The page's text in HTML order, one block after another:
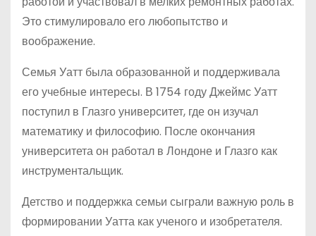
Это стимулировало его любопытство и
воображение.
Семья Уатт была образованной и поддерживала
его учебные интересы. В 1754 году Джеймс Уатт
поступил в Глазго университет, где он изучал
математику и философию. После окончания
университета он работал в Лондоне и Глазго как
инструментальщик.
Детство и поддержка семьи сыграли важную роль в
формировании Уатта как ученого и изобретателя.